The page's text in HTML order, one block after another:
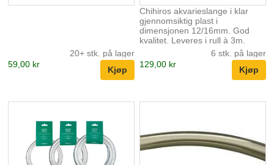
20+ stk. på lager
59,00 kr
Chihiros akvarieslange i klar
gjennomsiktig plast i
dimensjonen 12/16mm. God
kvalitet. Leveres i rull à 3m.
6 stk. på lager
129,00 kr